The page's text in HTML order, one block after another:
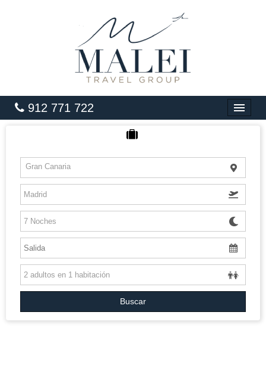
912 771 722
HOTELES
VUELOS
CARIBE
PAQUETES
LUNA DE MIEL
GRANDES VIAJES
GRUPOS
Gran Canaria
Buscar